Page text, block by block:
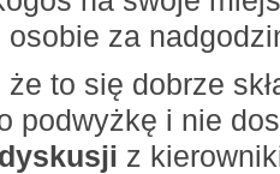
osobie za
to się dobrze
podwyżkę i nie
z